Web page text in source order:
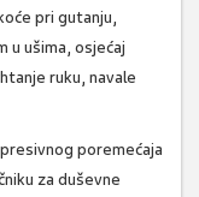
pri gutanju,
u ušima, osjećaj
ruku, navale
poremećaja
za duševne